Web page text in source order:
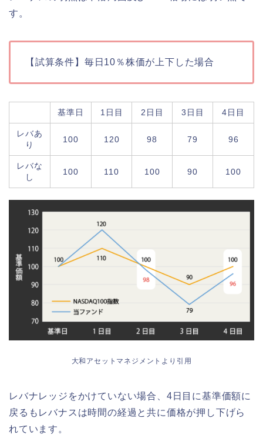
す。
【試算条件】毎日10％株価が上下した場合
基準日 1日目 2日目 3日目 4日目
レバあ
り
100 120 98 79 96
レバな
し
100 110 100 90 100
大和アセットマネジメントより引用
レバナレッジをかけていない場合、4日目に基準価額に
戻るもレバナスは時間の経過と共に価格が押し下げら
れています。